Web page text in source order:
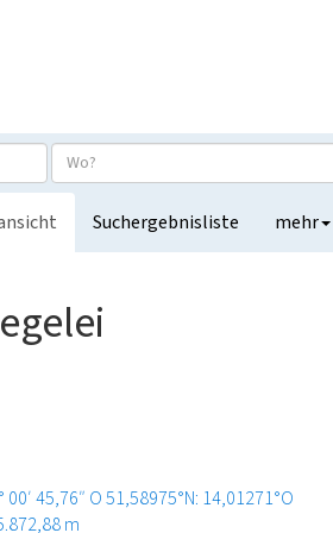
Suchergebnisliste mehr
00′ 45,76″ O51,58975°N: 14,01271°O
m